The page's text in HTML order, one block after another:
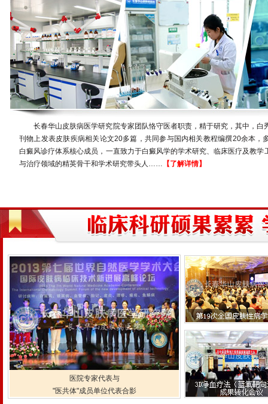
长春华山皮肤病医学研究院专家团队恪守医者职责，精于研究，其中，白
刊物上发表皮肤疾病相关论文20多篇，共同参与国内相关教程编撰20余本，
白癜风诊疗体系核心成员，一直致力于白癜风学的学术研究、临床医疗及教学
与治疗领域的精英骨干和学术研究带头人…… 【了解详情】
医院专家代表与
"医共体"成员单位代表合影